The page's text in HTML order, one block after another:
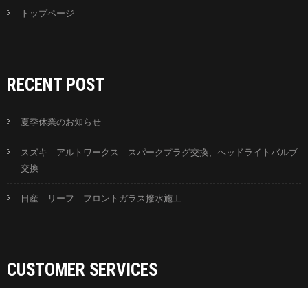
トップページ
RECENT POST
夏季休業のお知らせ
スズキ アルトワークス スパークプラグ交換、ヘッドライトバルブ
交換
日産 リーフ フロントガラス撥水施工
CUSTOMER SERVICES